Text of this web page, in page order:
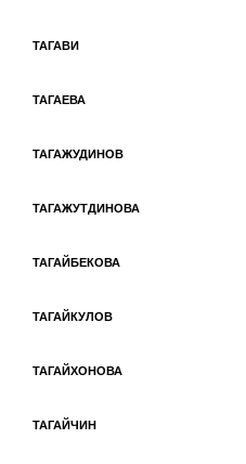
ТАГАВИ
ТАГАЕВА
ТАГАЖУДИНОВ
ТАГАЖУТДИНОВА
ТАГАЙБЕКОВА
ТАГАЙКУЛОВ
ТАГАЙХОНОВА
ТАГАЙЧИН